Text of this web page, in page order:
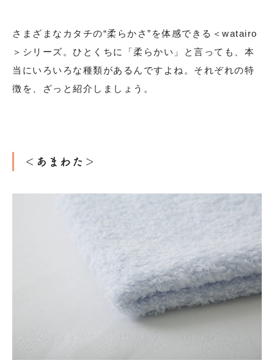
さまざまなカタチの“柔らかさ”を体感できる＜watairo
＞シリーズ。ひとくちに「柔らかい」と言っても、本
当にいろいろな種類があるんですよね。それぞれの特
徴を、ざっと紹介しましょう。
＜あまわた＞